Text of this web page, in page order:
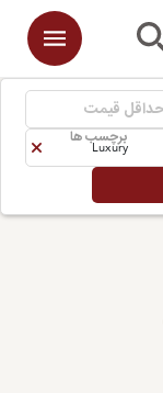
برچسب ها
Luxury